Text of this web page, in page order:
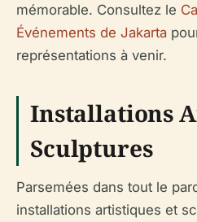
mémorable. Consultez le
Événements de Jakarta
représentations à venir.
Installations
Sculptures
Parsemées dans tout le
installations artistiques et